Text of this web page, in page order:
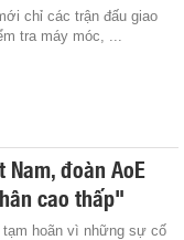
chỉ các trận đấu giao
tra máy móc, ...
đoàn AoE
cao thấp"
tạm hoãn vì những sự cố